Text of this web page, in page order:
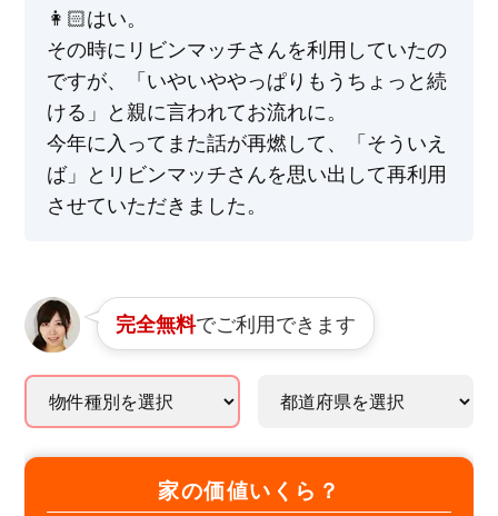
👩🏻‍はい。
その時にリビンマッチさんを利用していたの
ですが、「いやいややっぱりもうちょっと続
ける」と親に言われてお流れに。
今年に入ってまた話が再燃して、「そういえ
ば」とリビンマッチさんを思い出して再利用
させていただきました。
完全無料でご利用できます
家の価値いくら？